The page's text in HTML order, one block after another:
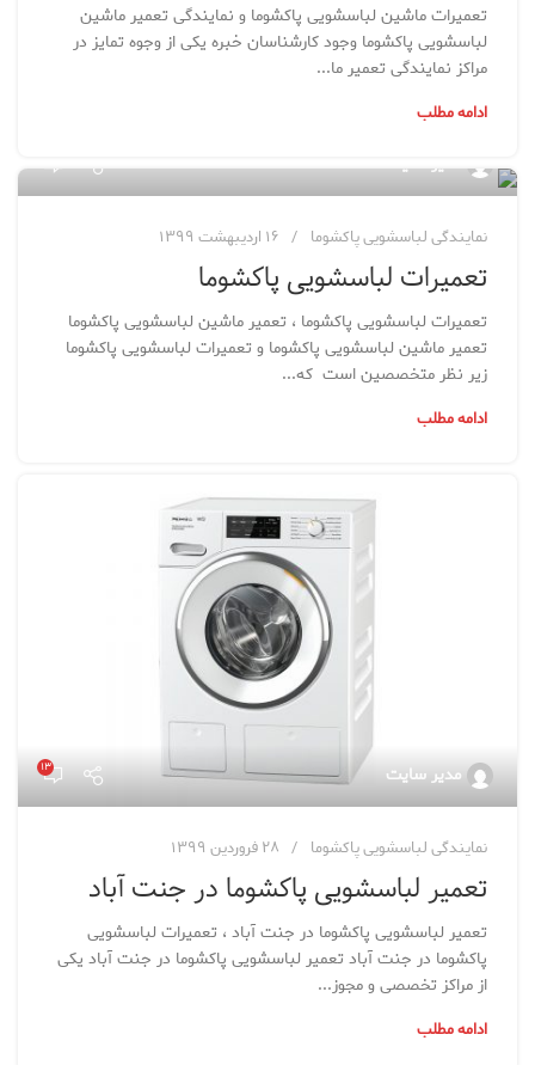
تعمیرات ماشین لباسشویی پاکشوما و نمایندگی تعمیر ماشین
لباسشویی پاکشوما وجود کارشناسان خبره یکی از وجوه تمایز در
مراکز نمایندگی تعمیر ما...
ادامه مطلب
مدیر سایت
نمایندگی لباسشویی پاکشوما ۱۶ اردیبهشت ۱۳۹۹
تعمیرات لباسشویی پاکشوما
تعمیرات لباسشویی پاکشوما ، تعمیر ماشین لباسشویی پاکشوما
تعمیر ماشین لباسشویی پاکشوما و تعمیرات لباسشویی پاکشوما
زیر نظر متخصصین است که...
ادامه مطلب
مدیر سایت ۱۳
نمایندگی لباسشویی پاکشوما ۲۸ فروردین ۱۳۹۹
تعمیر لباسشویی پاکشوما در جنت آباد
تعمیر لباسشویی پاکشوما در جنت آباد ، تعمیرات لباسشویی
پاکشوما در جنت آباد تعمیر لباسشویی پاکشوما در جنت آباد یکی
از مراکز تخصصی و مجوز...
ادامه مطلب